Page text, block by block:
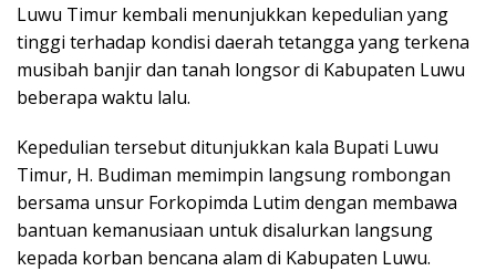
Luwu Timur kembali menunjukkan kepedulian yang
tinggi terhadap kondisi daerah tetangga yang terkena
musibah banjir dan tanah longsor di Kabupaten Luwu
beberapa waktu lalu.
Kepedulian tersebut ditunjukkan kala Bupati Luwu
Timur, H. Budiman memimpin langsung rombongan
bersama unsur Forkopimda Lutim dengan membawa
bantuan kemanusiaan untuk disalurkan langsung
kepada korban bencana alam di Kabupaten Luwu.